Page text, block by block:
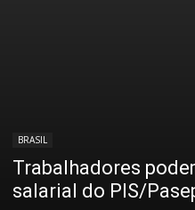
BRASIL
Trabalhadores
salarial do PIS/